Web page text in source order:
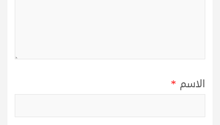
الاسم *